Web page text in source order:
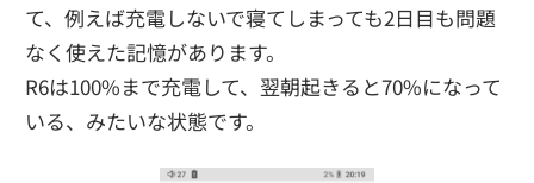
て、例えば充電しないで寝てしまっても2日目も問題
なく使えた記憶があります。
R6は100%まで充電して、翌朝起きると70%になって
いる、みたいな状態です。